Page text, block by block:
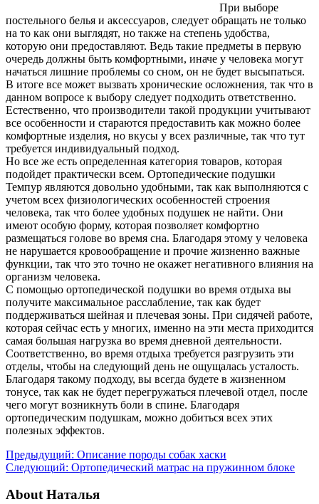
При выборе
постельного белья и аксессуаров, следует обращать не только
на то как они выглядят, но также на степень удобства,
которую они предоставляют. Ведь такие предметы в первую
очередь должны быть комфортными, иначе у человека могут
начаться лишние проблемы со сном, он не будет высыпаться.
В итоге все может вызвать хронические осложнения, так что в
данном вопросе к выбору следует подходить ответственно.
Естественно, что производители такой продукции учитывают
все особенности и стараются предоставить как можно более
комфортные изделия, но вкусы у всех различные, так что тут
требуется индивидуальный подход.
Но все же есть определенная категория товаров, которая
подойдет практически всем. Ортопедические подушки
Темпур являются довольно удобными, так как выполняются с
учетом всех физиологических особенностей строения
человека, так что более удобных подушек не найти. Они
имеют особую форму, которая позволяет комфортно
размещаться голове во время сна. Благодаря этому у человека
не нарушается кровообращение и прочие жизненно важные
функции, так что это точно не окажет негативного влияния на
организм человека.
С помощью ортопедической подушки во время отдыха вы
получите максимальное расслабление, так как будет
поддерживаться шейная и плечевая зоны. При сидячей работе,
которая сейчас есть у многих, именно на эти места приходится
самая большая нагрузка во время дневной деятельности.
Соответственно, во время отдыха требуется разгрузить эти
отделы, чтобы на следующий день не ощущалась усталость.
Благодаря такому подходу, вы всегда будете в жизненном
тонусе, так как не будет перегружаться плечевой отдел, после
чего могут возникнуть боли в спине. Благодаря
ортопедическим подушкам, можно добиться всех этих
полезных эффектов.
Предыдущий: Описание породы собак хаски
Следующий: Ортопедический матрас на пружинном блоке
About Наталья